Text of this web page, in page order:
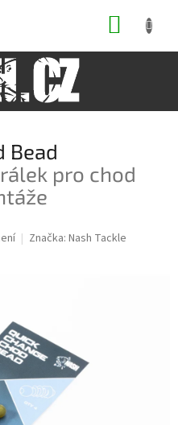
Bead
pro chod
Značka: Nash Tackle